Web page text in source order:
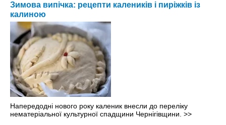
Зимова випічка: рецепти калеників і пиріжків із
калиною
Напередодні нового року каленик внесли до переліку
нематеріальної культурної спадщини Чернігівщини. >>